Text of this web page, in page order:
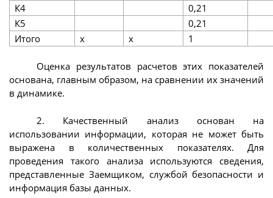
К4
0,21
К5
0,21
Итого
х х 1
Оценка результатов расчетов этих показателей
основана, главным образом, на сравнении их значений
в динамике.
2. Качественный анализ основан на
использовании информации, которая не может быть
выражена в количественных показателях. Для
проведения такого анализа используются сведения,
представленные Заемщиком, службой безопасности и
информация базы данных.